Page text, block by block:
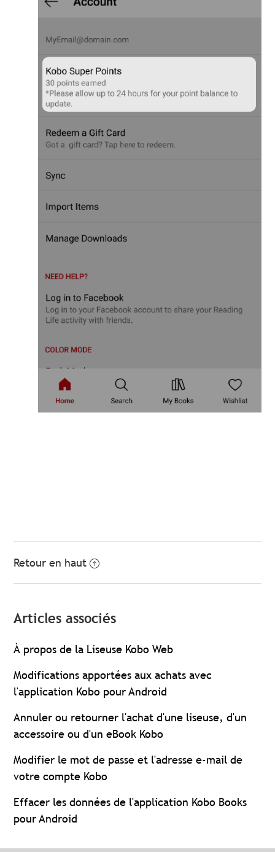
Retour en haut
Articles associés
À propos de la Liseuse Kobo Web
Modifications apportées aux achats avec
l'application Kobo pour Android
Annuler ou retourner l'achat d'une liseuse, d'un
accessoire ou d'un eBook Kobo
Modifier le mot de passe et l'adresse e-mail de
votre compte Kobo
Effacer les données de l'application Kobo Books
pour Android